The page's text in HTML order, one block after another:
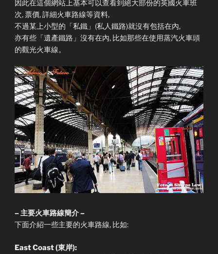
因此在這個網站上基本可以查看到絕大部份的英國火車班
次, 票價, 詳細火車路線等資料,
不過某上小型的「私鐵」(私人鐵路)就沒有包括在內,
亦有些「遺產鐵路」沒有在內, 比如那些在使用蒸汽火車頭
的觀光火車線。
– 主要火車路線簡介 –
下面介紹一些主要的火車路線, 比如:
East Coast (東岸):